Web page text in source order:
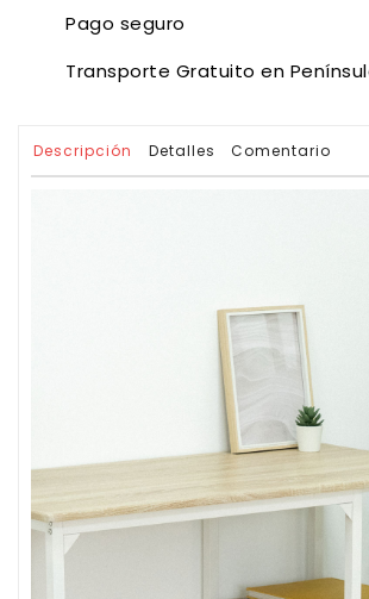
Pago seguro
Transporte Gratuito en
Descripción Detalles Comentario